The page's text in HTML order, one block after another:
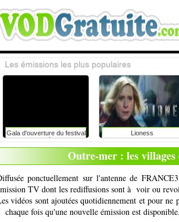
Gala d'ouverture du festival
du rire de liège avec
caroline vigneaux: faut-il
toujours dire la vérité aux
Lioness
Les émissions les plus populaires
Outre-mer : les
ponctuellement sur l'antenne de
TV dont les rediffusions sont à voir ou
vidéos sont ajoutées quotidiennement et pour
chaque fois qu'une nouvelle émission est disponible.